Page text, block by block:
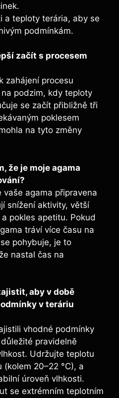
a teploty terária, aby se
podmínkám.
začít s procesem
zahájení procesu
podzim, kdy teploty
se začít přibližně tři
poklesem
na tyto změny
že je moje agama
agama připravena
snížení aktivity, větší
pokles apetitu. Pokud
tráví více času na
pohybuje, je to
nastal čas na
aby v době
v teráriu
vhodné podmínky
pravidelně
Udržujte teplotu
(kolem 20–22 °C), a
úroveň vlhkosti.
se extrémním teplotním